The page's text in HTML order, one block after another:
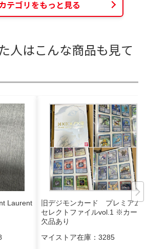
テゴリをもっと見る
人はこんな商品も見て
Laurent
旧デジモンカード プレミアム
セレクトファイルvol.1 ※カード
欠品あり
マイストア在庫： 3285